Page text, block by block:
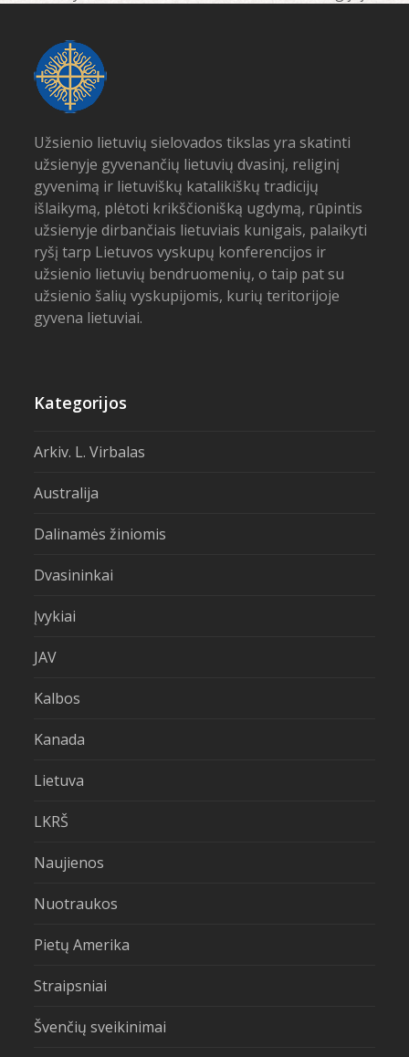
Užsienio lietuvių sielovados tikslas yra skatinti
užsienyje gyvenančių lietuvių dvasinį, religinį
gyvenimą ir lietuviškų katalikiškų tradicijų
išlaikymą, plėtoti krikščionišką ugdymą, rūpintis
užsienyje dirbančiais lietuviais kunigais, palaikyti
ryšį tarp Lietuvos vyskupų konferencijos ir
užsienio lietuvių bendruomenių, o taip pat su
užsienio šalių vyskupijomis, kurių teritorijoje
gyvena lietuviai.
Kategorijos
Arkiv. L. Virbalas
Australija
Dalinamės žiniomis
Dvasininkai
Įvykiai
JAV
Kalbos
Kanada
Lietuva
LKRŠ
Naujienos
Nuotraukos
Pietų Amerika
Straipsniai
Švenčių sveikinimai